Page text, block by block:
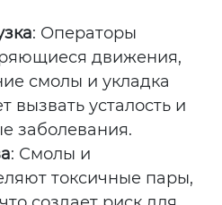
: Операторы
движения,
смолы и укладка
вызвать усталость и
заболевания.
: Смолы и
токсичные пары,